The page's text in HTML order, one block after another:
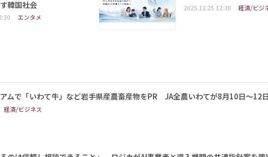
韓国社会
エンタメ
2025.12.25 12:30 経済/ビジ
アムで「いわて牛」など岩手県産農畜産物をPR JA全農いわてが8月10日～12
経済/ビジネス